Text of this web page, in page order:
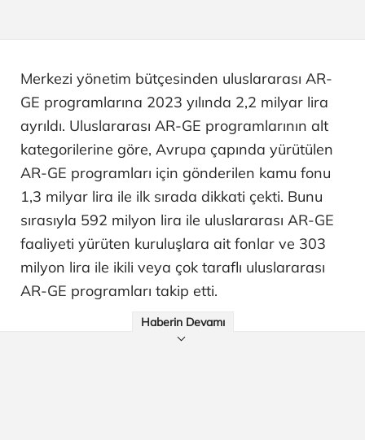
Merkezi yönetim bütçesinden uluslararası AR-
GE programlarına 2023 yılında 2,2 milyar lira
ayrıldı. Uluslararası AR-GE programlarının alt
kategorilerine göre, Avrupa çapında yürütülen
AR-GE programları için gönderilen kamu fonu
1,3 milyar lira ile ilk sırada dikkati çekti. Bunu
sırasıyla 592 milyon lira ile uluslararası AR-GE
faaliyeti yürüten kuruluşlara ait fonlar ve 303
milyon lira ile ikili veya çok taraflı uluslararası
AR-GE programları takip etti.
Haberin Devamı